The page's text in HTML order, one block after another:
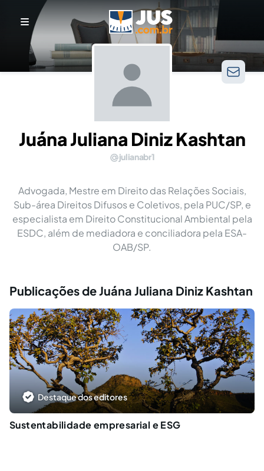
Juána Juliana Diniz Kashtan
julianabr1
Advogada, Mestre em Direito das Relações Sociais,
Sub-área Direitos Difusos e Coletivos, pela PUC/SP, e
especialista em Direito Constitucional Ambiental pela
ESDC, além de mediadora e conciliadora pela ESA-
OAB/SP.
Publicações de Juána Juliana Diniz Kashtan
Destaque dos editores
Sustentabilidade empresarial e ESG